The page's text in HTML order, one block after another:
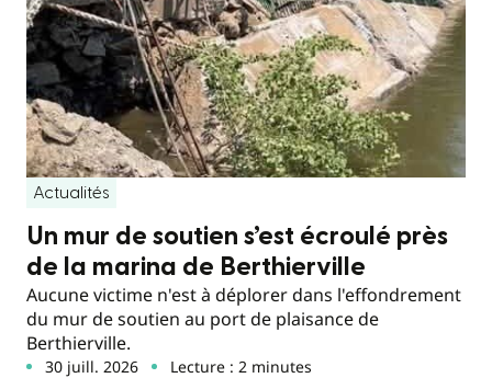
Actualités
Un mur de soutien s’est écroulé près
de la marina de Berthierville
Aucune victime n'est à déplorer dans l'effondrement
du mur de soutien au port de plaisance de
Berthierville.
30 juill. 2026 Lecture : 2 minutes